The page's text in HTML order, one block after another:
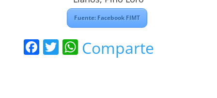
Fuente: Facebook FIMT
F T W
Comparte